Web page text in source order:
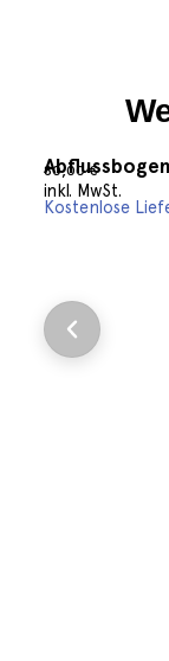
den Warenkorb
80,00€
inkl. MwSt.
Kostenlose